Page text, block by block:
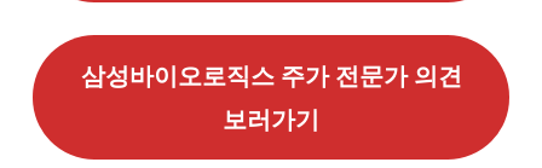
삼성바이오로직스 주가 전문가 의견
보러가기